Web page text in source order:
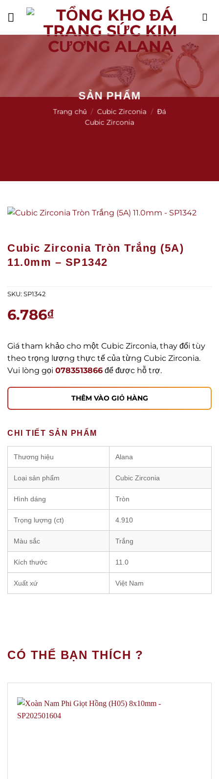
SẢN PHẨM
Trang chủ / Cubic Zirconia / Đá
Cubic Zirconia
Cubic Zirconia Tròn Trắng (5A)
11.0mm – SP1342
SKU: SP1342
6.786₫
Giá tham khảo cho một Cubic Zirconia, thay đổi tùy
theo trọng lượng thực tế của từng Cubic Zirconia.
Vui lòng gọi 0783513866 để được hỗ trợ.
THÊM VÀO GIỎ HÀNG
CHI TIẾT SẢN PHẨM
Thương hiệu Alana
Loại sản phẩm Cubic Zirconia
Hình dáng Tròn
Trọng lượng (ct) 4.910
Màu sắc Trắng
Kích thước 11.0
Xuất xứ Việt Nam
CÓ THỂ BẠN THÍCH ?